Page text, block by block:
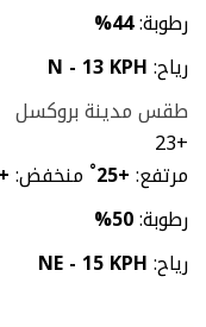
رطوبة:44%
رياح:N - 13 KPH
طقس مدينة بروكسل
+
23
مرتفع:+
25
° منخفض:
رطوبة:50%
رياح:NE - 15 KPH